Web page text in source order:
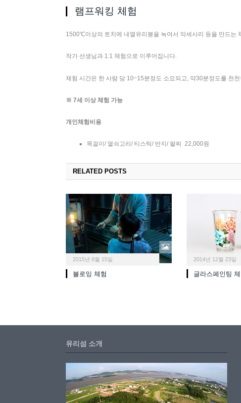
램프워킹 체험
1500℃이상의 토치에 내열유리봉을 녹여서 악세사리 등을 만드는
작가 선생님과 1:1 체험으로 이루어집니다.
체험 시간은 한 사람 당 10~15분정도 소요되고, 약30분정도를 천
※ 7세 이상 체험 가능
개인체험비용
목걸이/ 열쇠고리/ 티스틱/ 반지/ 팔찌 22,000원
RELATED POSTS
2015년 8월 15일
블로잉 체험
2014년 12월 23일
글라스페인팅 체
유리섬 소개